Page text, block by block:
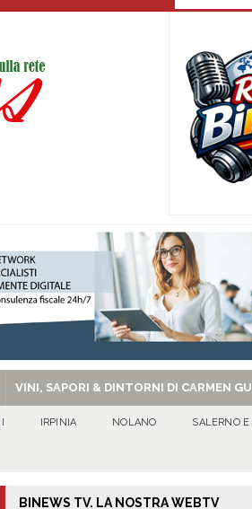
VINI, SAPORI & DINTORNI DI CARMEN
IRPINIA NOLANO SALERNO E
BINEWS TV. LA NOSTRA WEBTV